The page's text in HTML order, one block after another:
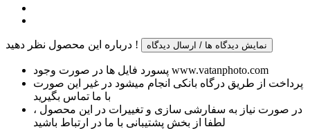
درباره این محصول نظر دهید ! نمایش دیدگاه ها / ارسال دیدگاه
پسورد فایل ها در صورت وجود www.vatanphoto.com
پرداخت از طریق درگاه بانکی انجام میشود در غیر این صورت
با ما تماس بگیرید
در صورت نیاز به سفارشی سازی و تغییرات در این محصول ،
لطفا از بخش پشتیبانی با ما در ارتباط باشید